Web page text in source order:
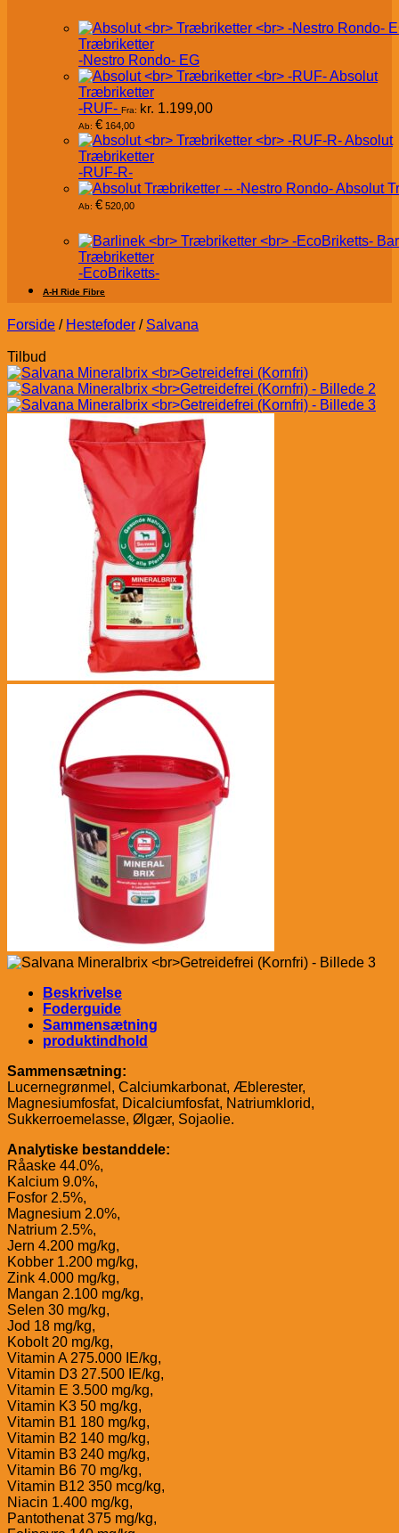
Træbriketter
-Nestro Rondo- EG
Absolut
Træbriketter
-RUF- Fra: kr. 1.199,00
Ab: € 164,00
Absolut
Træbriketter
-RUF-R-
Absolut
Ab: € 520,00
Træbriketter
-EcoBriketts-
A-H Ride Fibre
Forside / Hestefoder / Salvana
Tilbud
Beskrivelse
Foderguide
Sammensætning
produktindhold
Sammensætning:
Lucernegrønmel, Calciumkarbonat, Æblerester,
Magnesiumfosfat, Dicalciumfosfat, Natriumklorid,
Sukkerroemelasse, Ølgær, Sojaolie.
Analytiske bestanddele:
Råaske 44.0%,
Kalcium 9.0%,
Fosfor 2.5%,
Magnesium 2.0%,
Natrium 2.5%,
Jern 4.200 mg/kg,
Kobber 1.200 mg/kg,
Zink 4.000 mg/kg,
Mangan 2.100 mg/kg,
Selen 30 mg/kg,
Jod 18 mg/kg,
Kobolt 20 mg/kg,
Vitamin A 275.000 IE/kg,
Vitamin D3 27.500 IE/kg,
Vitamin E 3.500 mg/kg,
Vitamin K3 50 mg/kg,
Vitamin B1 180 mg/kg,
Vitamin B2 140 mg/kg,
Vitamin B3 240 mg/kg,
Vitamin B6 70 mg/kg,
Vitamin B12 350 mcg/kg,
Niacin 1.400 mg/kg,
Pantothenat 375 mg/kg,